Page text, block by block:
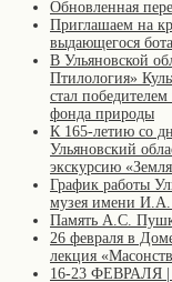
Обновленная
Приглашаем на
выдающегося
В Ульяновской
Птилология»
стал
фонда природы
К 165-летию со
Ульяновский
экскурсию
График работы
музея имени И.А.
Память А.С.
26 февраля в
лекция
16-23